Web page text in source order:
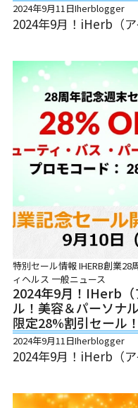
2024年9月11日Iherblogger
2024年9月！iHerb（
特別セール情報IHERB創業28
ィヘルス 一般ニュース
2024年9月！iHerb（
ル！美容＆パーソナ
限定28%割引セール！
2024年9月11日Iherblogger
2024年9月！iHerb（